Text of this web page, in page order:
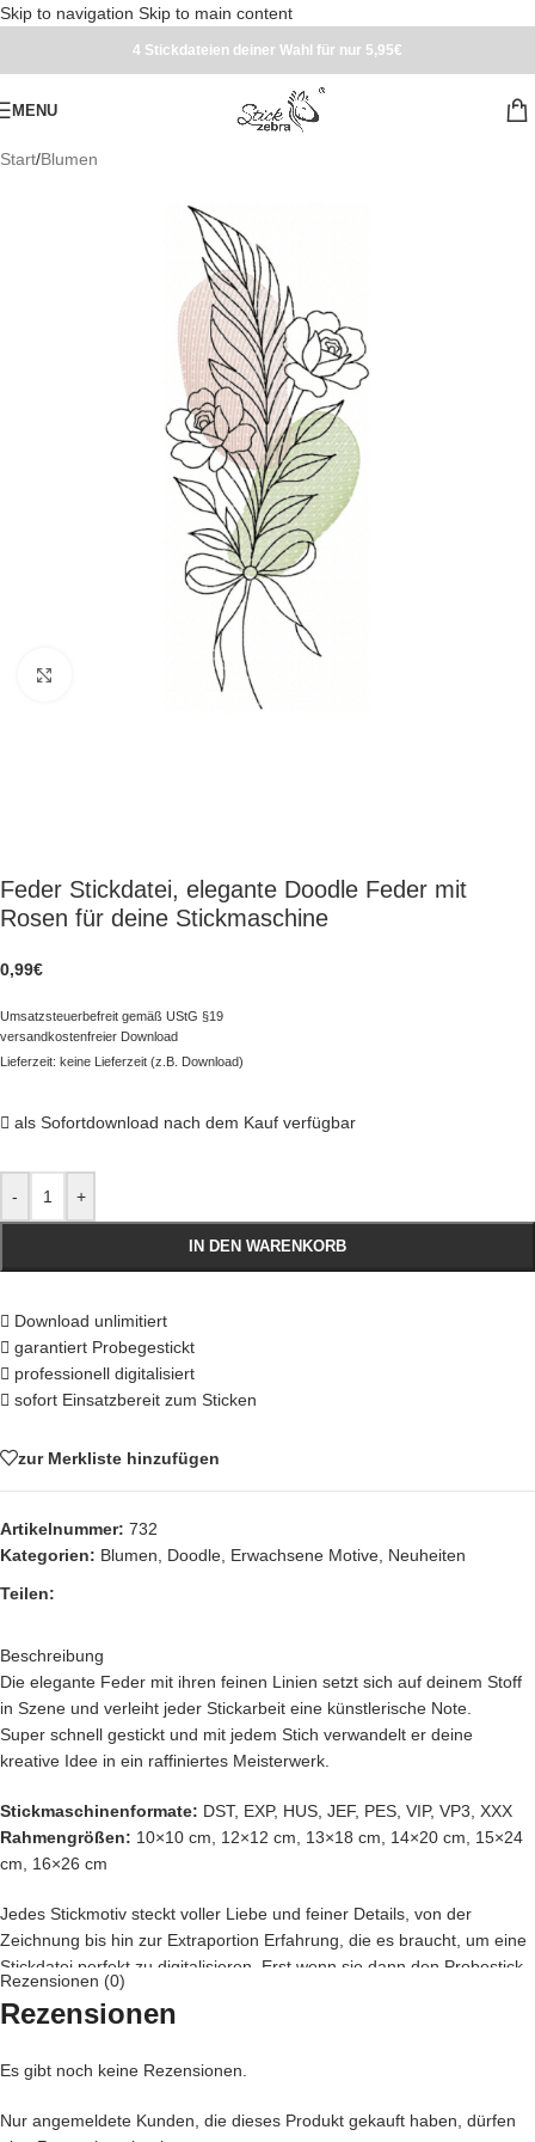
Skip to navigation Skip to main content
4 Stickdateien deiner Wahl für nur 5,95€
MENU
Start/Blumen
zum Vergrößern klicken
Feder Stickdatei, elegante Doodle Feder mit
Rosen für deine Stickmaschine
0,99€
Umsatzsteuerbefreit gemäß UStG §19
versandkostenfreier Download
Lieferzeit: keine Lieferzeit (z.B. Download)
als Sofortdownload nach dem Kauf verfügbar
- +
IN DEN WARENKORB
Download unlimitiert
garantiert Probegestickt
professionell digitalisiert
sofort Einsatzbereit zum Sticken
zur Merkliste hinzufügen
Artikelnummer: 732
Kategorien: Blumen Doodle Erwachsene Motive Neuheiten
Teilen:
Beschreibung
Die elegante Feder mit ihren feinen Linien setzt sich auf deinem Stoff
in Szene und verleiht jeder Stickarbeit eine künstlerische Note.
Super schnell gestickt und mit jedem Stich verwandelt er deine
kreative Idee in ein raffiniertes Meisterwerk.
Stickmaschinenformate: DST, EXP, HUS, JEF, PES, VIP, VP3, XXX
Rahmengrößen: 10×10 cm, 12×12 cm, 13×18 cm, 14×20 cm, 15×24
cm, 16×26 cm
Jedes Stickmotiv steckt voller Liebe und feiner Details, von der
Zeichnung bis hin zur Extraportion Erfahrung, die es braucht, um eine
Stickdatei perfekt zu digitalisieren. Erst wenn sie dann den Probestick
gemeistert hat, darf sie zu dir wandern, denn dein Stickprojekt verdient
nur das Allerbeste.
Du fragst dich, wo dein neues Motiv am besten wirkt?
Sicher hast du schon eine tolle Idee und wenn nicht, lass dich von
Rezensionen (0)
Rezensionen
Es gibt noch keine Rezensionen.
Nur angemeldete Kunden, die dieses Produkt gekauft haben, dürfen